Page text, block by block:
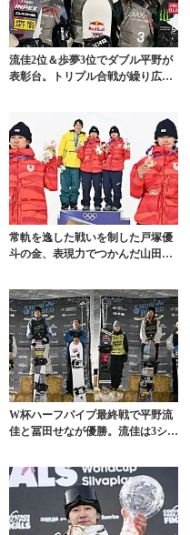
流佳2位＆歩夢3位でダブル平野が
表彰台。トリプル合戦が繰り広げ
常軌を逸した戦いを制した戸塚優
斗の金、表現力でつかんだ山田琉
W杯ハーフパイプ最終戦で平野流
佳と冨田せなが優勝。流佳は3シー